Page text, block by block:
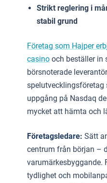
Strikt reglering i
stabil grund
Företag som Hajper
casino och beställer in
börsnoterade
spelutvecklingsföretag
uppgång på Nasdaq
mycket att hämta och
Företagsledare: Sätt
centrum från början –
varumärkesbyggande.
tydlighet och